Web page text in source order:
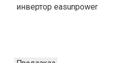
инвертор easunpower